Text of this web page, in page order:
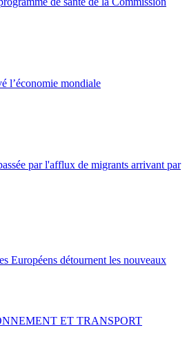
l’économie mondiale
par l'afflux de migrants arrivant par
Européens détournent les nouveaux
ET TRANSPORT